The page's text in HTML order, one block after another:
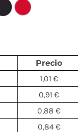
Precio
1,01 €
0,91 €
0,88 €
0,84 €